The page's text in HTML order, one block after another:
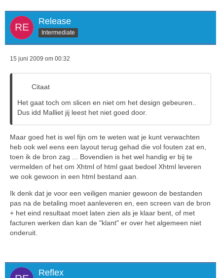
Release
Intermediate
15 juni 2009 om 00:32
Citaat
Het gaat toch om slicen en niet om het design gebeuren..
Dus idd Malliet jij leest het niet goed door.
Maar goed het is wel fijn om te weten wat je kunt verwachten
heb ook wel eens een layout terug gehad die vol fouten zat en,
toen ik de bron zag ... Bovendien is het wel handig er bij te
vermelden of het om Xhtml of html gaat bedoel Xhtml leveren
we ook gewoon in een html bestand aan.
Ik denk dat je voor een veiligen manier gewoon de bestanden
pas na de betaling moet aanleveren en, een screen van de bron
+ het eind resultaat moet laten zien als je klaar bent, of met
facturen werken dan kan de "klant" er over het algemeen niet
onderuit.
Reflex